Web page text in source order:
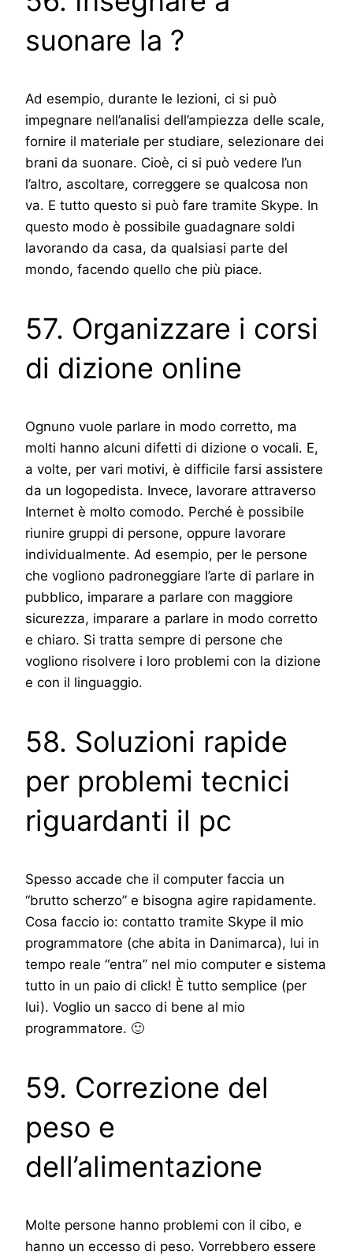
suonare la ?
Ad esempio, durante le lezioni, ci si può
impegnare nell’analisi dell’ampiezza delle scale,
fornire il materiale per studiare, selezionare dei
brani da suonare. Cioè, ci si può vedere l’un
l’altro, ascoltare, correggere se qualcosa non
va. E tutto questo si può fare tramite Skype. In
questo modo è possibile guadagnare soldi
lavorando da casa, da qualsiasi parte del
mondo, facendo quello che più piace.
57. Organizzare i corsi
di dizione online
Ognuno vuole parlare in modo corretto, ma
molti hanno alcuni difetti di dizione o vocali. E,
a volte, per vari motivi, è difficile farsi assistere
da un logopedista. Invece, lavorare attraverso
Internet è molto comodo. Perché è possibile
riunire gruppi di persone, oppure lavorare
individualmente. Ad esempio, per le persone
che vogliono padroneggiare l’arte di parlare in
pubblico, imparare a parlare con maggiore
sicurezza, imparare a parlare in modo corretto
e chiaro. Si tratta sempre di persone che
vogliono risolvere i loro problemi con la dizione
e con il linguaggio.
58. Soluzioni rapide
per problemi tecnici
riguardanti il pc
Spesso accade che il computer faccia un
“brutto scherzo” e bisogna agire rapidamente.
Cosa faccio io: contatto tramite Skype il mio
programmatore (che abita in Danimarca), lui in
tempo reale “entra” nel mio computer e sistema
tutto in un paio di click! È tutto semplice (per
lui). Voglio un sacco di bene al mio
programmatore. 🙂
59. Correzione del
peso e
dell’alimentazione
Molte persone hanno problemi con il cibo, e
hanno un eccesso di peso. Vorrebbero essere